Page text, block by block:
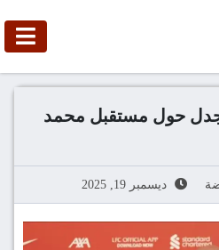
حول مستقبل محمد
ديسمبر 19, 2025